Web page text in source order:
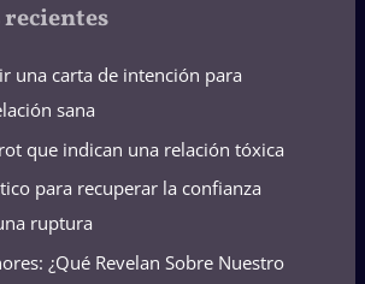
una carta de intención para
sana
que indican una relación tóxica
para recuperar la confianza
ruptura
¿Qué Revelan Sobre Nuestro